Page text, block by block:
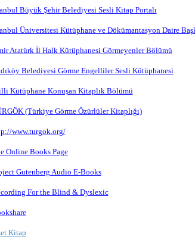
Büyük Şehir Belediyesi Sesli Kitap Portalı
Üniversitesi Kütüphane ve Dökümantasyon Daire
Atatürk İl Halk Kütüphanesi Görmeyenler Bölümü
Belediyesi Görme Engelliler Sesli Kütüphanesi
Kütüphane Konuşan Kitaplık Bölümü
(Türkiye Görme Özürlüler Kitaplığı)
www.turgok.org/
Online Books Page
Gutenberg Audio E-Books
For the Blind & Dyslexic
Kitap